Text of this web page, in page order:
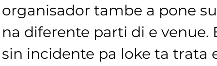
organisador tambe a pone
na diferente parti di e venue.
sin incidente pa loke ta trata